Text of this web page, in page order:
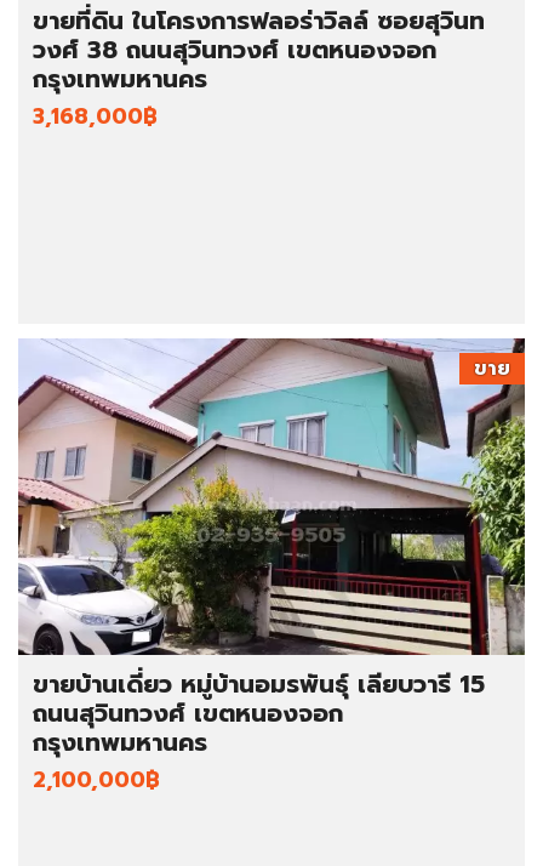
ขายที่ดิน ในโครงการฟลอร่าวิลล์ ซอยสุวินท
วงศ์ 38 ถนนสุวินทวงศ์ เขตหนองจอก
กรุงเทพมหานคร
3,168,000฿
ขาย
ขายบ้านเดี่ยว หมู่บ้านอมรพันธุ์ เลียบวารี 15
ถนนสุวินทวงศ์ เขตหนองจอก
กรุงเทพมหานคร
2,100,000฿